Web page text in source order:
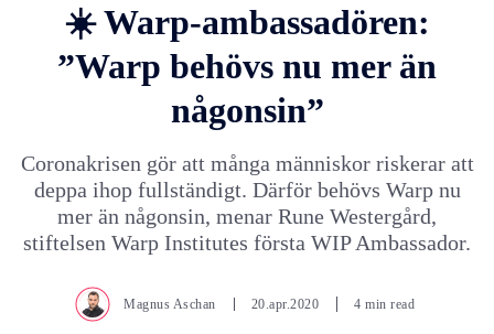
☀️ Warp-ambassadören:
”Warp behövs nu mer än
någonsin”
Coronakrisen gör att många människor riskerar att
deppa ihop fullständigt. Därför behövs Warp nu
mer än någonsin, menar Rune Westergård,
stiftelsen Warp Institutes första WIP Ambassador.
Magnus Aschan 20.apr.2020 4 min read